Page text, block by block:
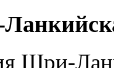
Шри-